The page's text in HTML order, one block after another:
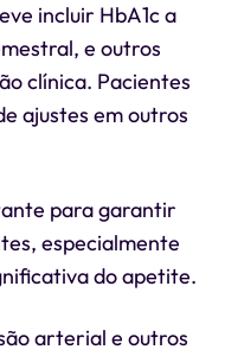
incluir HbA1c a
e outros
clínica. Pacientes
ajustes em outros
para garantir
especialmente
do apetite.
arterial e outros